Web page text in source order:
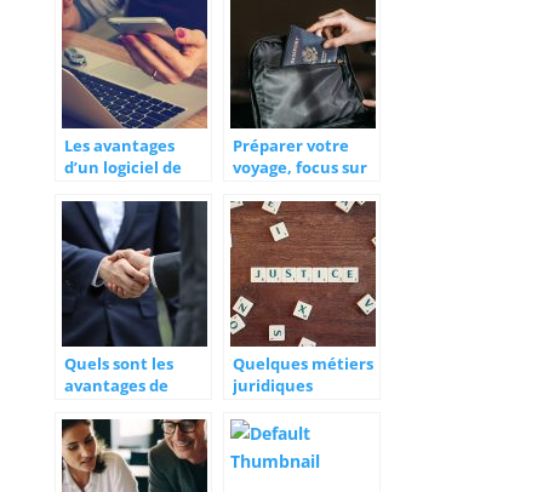
Les avantages
d’un logiciel de
micro-entreprise
Préparer votre
voyage, focus sur
Quels sont les
avantages de
mandataire
judiciaire ?
Quelques métiers
juridiques